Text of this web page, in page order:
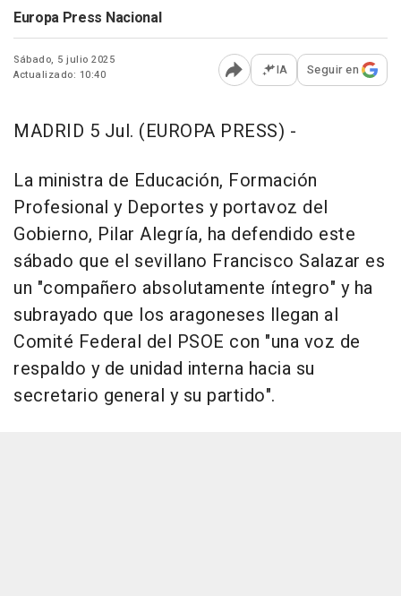
Europa Press Nacional
Sábado, 5 julio 2025
Actualizado: 10:40
Abrir opciones para
IA Seguir en
MADRID 5 Jul. (EUROPA PRESS) -
La ministra de Educación, Formación
Profesional y Deportes y portavoz del
Gobierno, Pilar Alegría, ha defendido este
sábado que el sevillano Francisco Salazar es
un "compañero absolutamente íntegro" y ha
subrayado que los aragoneses llegan al
Comité Federal del PSOE con "una voz de
respaldo y de unidad interna hacia su
secretario general y su partido".